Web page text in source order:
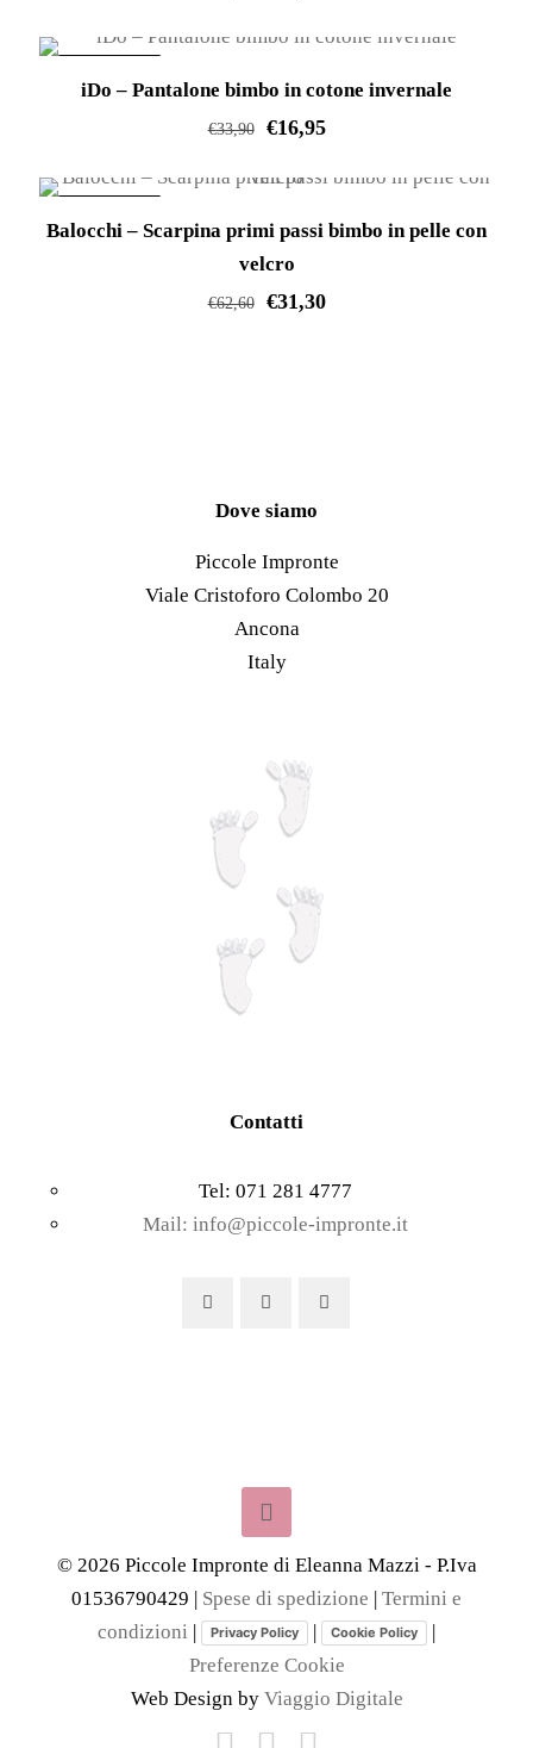
ha
più
Le
opzioni
possono
essere
iDo – Pantalone bimbo in cotone invernale
€33,90 €16,95
ha
più
varianti.
nella
del
prodotto
Balocchi – Scarpina primi passi bimbo in pelle con
velcro
€62,60 €31,30
Le
possono
essere
scelte
nella
prodotto
Dove siamo
Piccole Impronte
Viale Cristoforo Colombo 20
Ancona
Italy
Contatti
Tel: 071 281 4777
Mail: info@piccole-impronte.it
© 2026 Piccole Impronte di Eleanna Mazzi - P.Iva
01536790429 | Spese di spedizione | Termini e
condizioni | Privacy Policy | Cookie Policy
|
Preferenze Cookie
Web Design by Viaggio Digitale